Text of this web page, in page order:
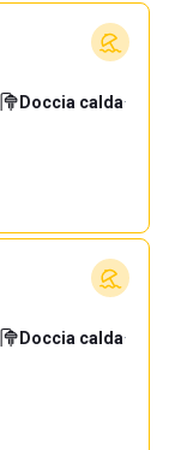
Doccia calda·
Doccia calda·